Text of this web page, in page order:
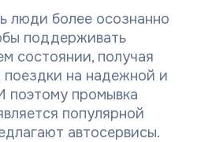
люди более осознанно
поддерживать
состоянии, получая
на надежной и
поэтому промывка
популярной
автосервисы.